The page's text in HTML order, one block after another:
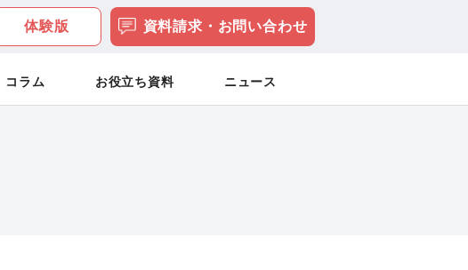
体験版 資料請求・お問い合わせ
コラム お役立ち資料 ニュース